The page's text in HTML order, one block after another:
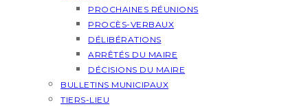
PROCHAINES RÉUNIONS
PROCÈS-VERBAUX
DÉLIBÉRATIONS
ARRÊTÉS DU MAIRE
DÉCISIONS DU MAIRE
BULLETINS MUNICIPAUX
TIERS-LIEU